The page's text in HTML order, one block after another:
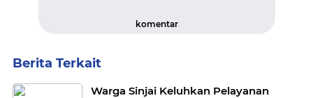
komentar
Berita Terkait
Warga Sinjai Keluhkan Pelayanan